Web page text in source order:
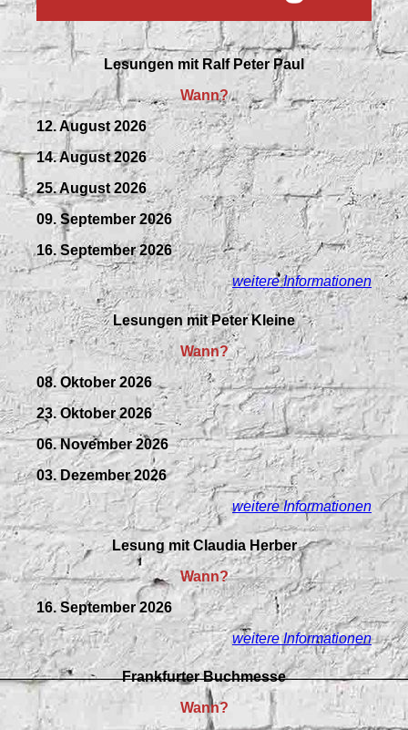
Lesungen mit Ralf Peter Paul
Wann?
12. August 2026
14. August 2026
25. August 2026
09.September2026
16. September 2026
weitere Informationen
Lesungen mit Peter Kleine
Wann?
08. Oktober 2026
23. Oktober 2026
06. November 2026
03. Dezember 2026
weitere Informationen
Lesung mit Claudia Herber
Wann?
16. September 2026
weitere Informationen
Frankfurter Buchmesse
Wann?